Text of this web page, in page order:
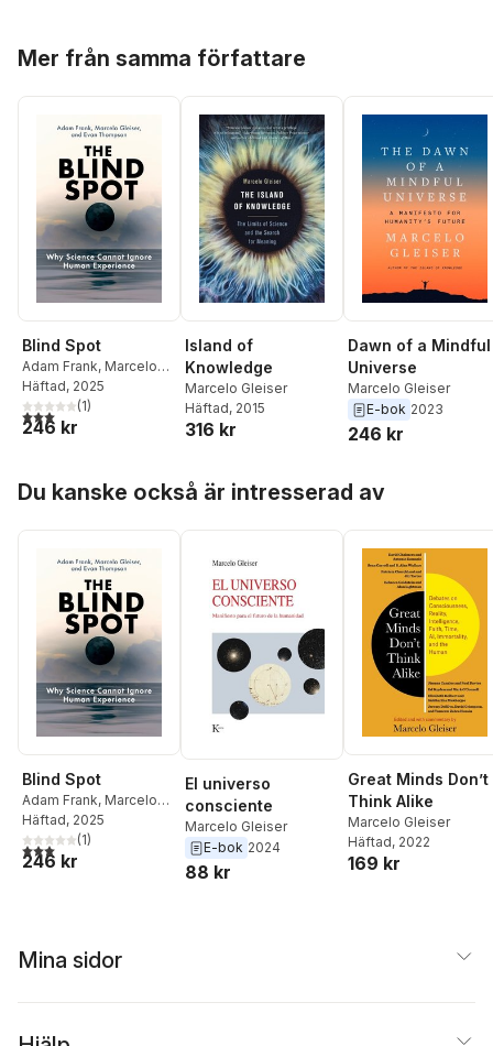
Mer från samma författare
Blind Spot
Adam Frank, Marcelo
Gleiser
Häftad, 2025
3,0utav 5 stjärnor. Totalt antal röster:
(1)
246 kr
Island of
Knowledge
Marcelo Gleiser
Häftad, 2015
316 kr
Dawn of a Mindful
Universe
Marcelo Gleiser
E-bok 2023
246 kr
Du kanske också är intresserad av
Blind Spot
Adam Frank, Marcelo
Gleiser
Häftad, 2025
3,0utav 5 stjärnor. Totalt antal röster:
(1)
246 kr
El universo
consciente
Marcelo Gleiser
E-bok 2024
88 kr
Great Minds Don’t
Think Alike
Marcelo Gleiser
Häftad, 2022
169 kr
Mina sidor